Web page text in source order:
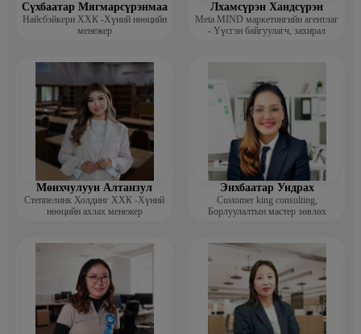
Сүхбаатар Мягмарсүрэнмаа
Найсбэйкери ХХК -Хүний нөөцийн
менежер
Лхамсүрэн Хандсүрэн
Meta MIND маркетингийн агентлаг
- Үүсгэн байгуулагч, захирал
Мөнхчулуун Алтанзул
Степпелинк Холдинг ХХК -Хүний
нөөцийн ахлах менежер
Энхбаатар Ундрах
Customer king consulting,
Борлуулалтын мастер зөвлөх